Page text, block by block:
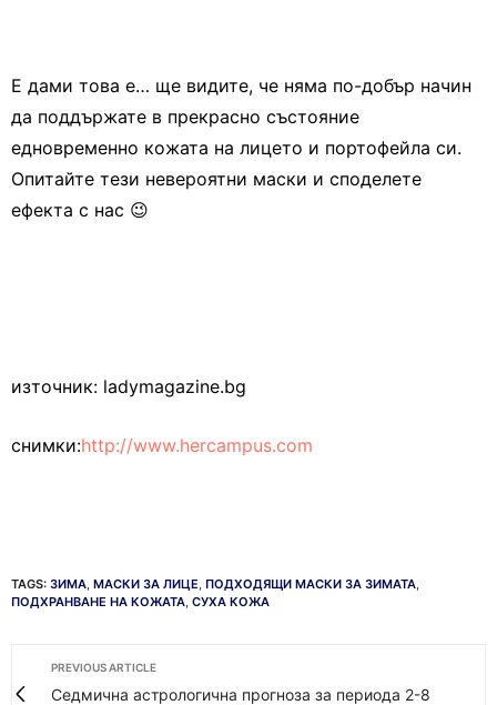
Е дами това е… ще видите, че няма по-добър начин
да поддържате в прекрасно състояние
едновременно кожата на лицето и портофейла си.
Опитайте тези невероятни маски и споделете
ефекта с нас 😉
източник: ladymagazine.bg
снимки:http://www.hercampus.com
TAGS: ЗИМА, МАСКИ ЗА ЛИЦЕ, ПОДХОДЯЩИ МАСКИ ЗА ЗИМАТА,
ПОДХРАНВАНЕ НА КОЖАТА, СУХА КОЖА
PREVIOUS ARTICLE
Седмична астрологична прогноза за периода 2-8